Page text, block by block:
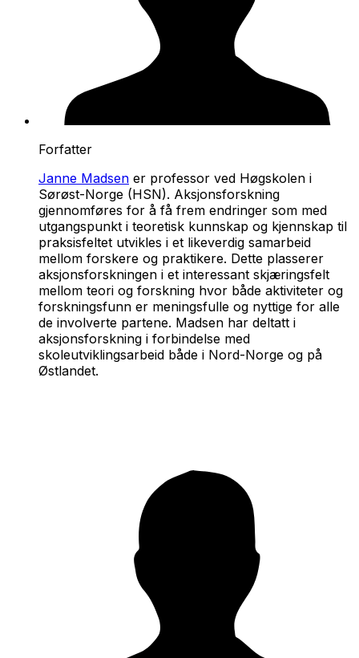
Forfatter
Janne Madsen er professor ved Høgskolen i
Sørøst-Norge (HSN). Aksjonsforskning
gjennomføres for å få frem endringer som med
utgangspunkt i teoretisk kunnskap og kjennskap til
praksisfeltet utvikles i et likeverdig samarbeid
mellom forskere og praktikere. Dette plasserer
aksjonsforskningen i et interessant skjæringsfelt
mellom teori og forskning hvor både aktiviteter og
forskningsfunn er meningsfulle og nyttige for alle
de involverte partene. Madsen har deltatt i
aksjonsforskning i forbindelse med
skoleutviklingsarbeid både i Nord-Norge og på
Østlandet.